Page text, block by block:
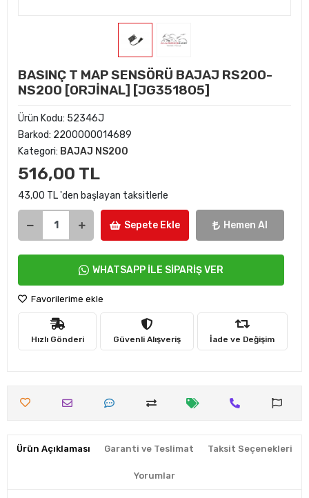
BASINÇ T MAP SENSÖRÜ BAJAJ RS200-
NS200 [ORJİNAL] [JG351805]
Ürün Kodu: 52346J
Barkod: 2200000014689
Kategori: BAJAJ NS200
516,00 TL
43,00 TL 'den başlayan taksitlerle
Sepete Ekle Hemen Al
WHATSAPP İLE SİPARİŞ VER
Favorilerime ekle
Hızlı Gönderi Güvenli Alışveriş İade ve Değişim
Ürün Açıklaması Garanti ve Teslimat Taksit Seçenekleri
Yorumlar